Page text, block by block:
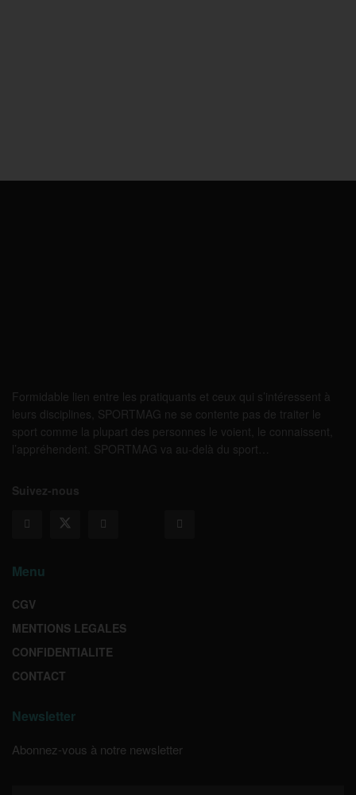
Formidable lien entre les pratiquants et ceux qui s’intéressent à
leurs disciplines, SPORTMAG ne se contente pas de traiter le
sport comme la plupart des personnes le voient, le connaissent,
l’appréhendent. SPORTMAG va au-delà du sport…
Suivez-nous
Menu
CGV
MENTIONS LEGALES
CONFIDENTIALITE
CONTACT
Newsletter
Abonnez-vous à notre newsletter